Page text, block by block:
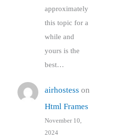
approximately
this topic for a
while and
yours is the
best…
airhostess on
Html Frames
November 10,
2024